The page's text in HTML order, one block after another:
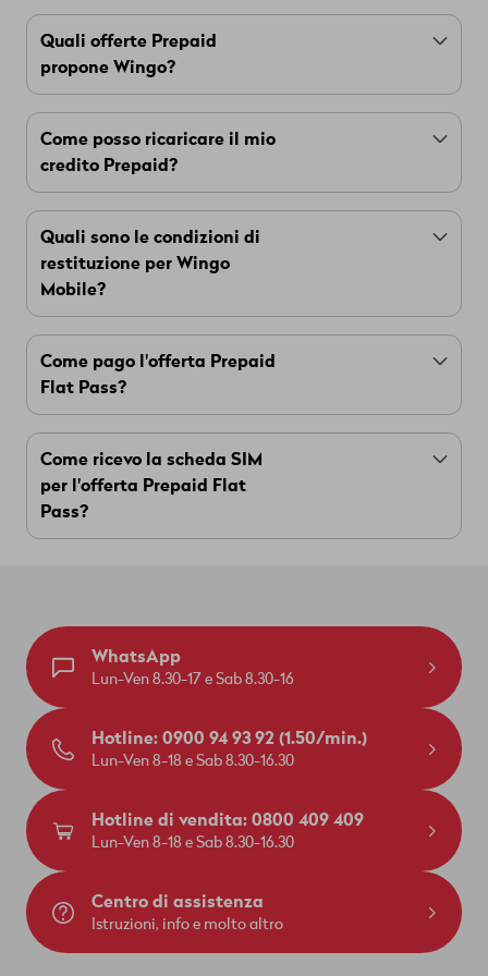
Sì, puoi passare da un abbonamento mobile a
Wingo Prepaid.
Quali offerte Prepaid
propone Wingo?
Wingo offre il pacchetto base Wingo Prepaid e
il Flat Pass per 7 giorni, 30 giorni o 365 giorni.
Maggiori informazioni su Wingo Prepaid e Flat
Pass
Come posso ricaricare il mio
credito Prepaid?
Puoi ricaricare il tuo credito Wingo Prepaid in
tutta semplicità nel tuo portale clienti
myWingo.
Quali sono le condizioni di
restituzione per Wingo
Mobile?
PerWingo Mobileè previsto un diritto di
restituzione di 14 giorni, a condizione che la
registrazione o
non sia ancora avvenuta.
Per la restituzione, utilizza il seguente indirizzo:
Wingo Contact Center
Alte Tiefenaustrasse 6
stata attivata, non puoi più restituire il prodotto.
Come pago l'offerta Prepaid
Flat Pass?
Puoi acquistare il tuo Flat Pass pagandolo con
carta di credito o carta PostFinance.
Attenzione
rimanente per pagare Flat Pass.
Come ricevo la scheda SIM
per l'offerta Prepaid Flat
Pass?
WhatsApp
Lun-Ven 8.30-17 e Sab 8.30-16
Hotline: 0900 94 93 92 (1.50/min.)
Lun-Ven 8-18 e Sab 8.30-16.30
Hotline di vendita: 0800 409 409
Lun-Ven 8-18 e Sab 8.30-16.30
Centro di assistenza
Istruzioni, info e molto altro